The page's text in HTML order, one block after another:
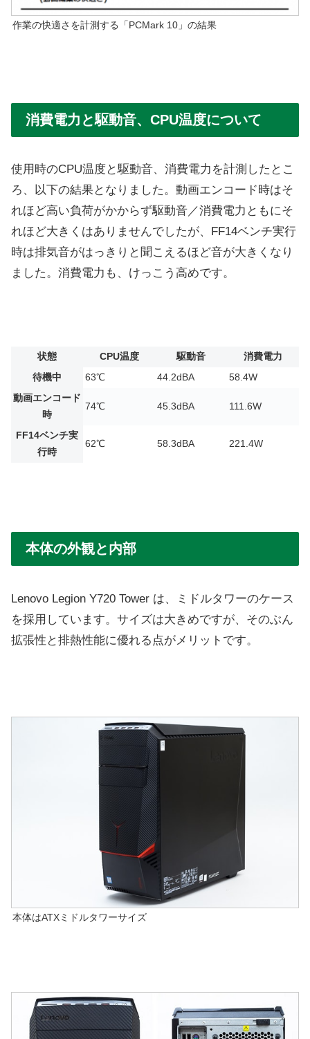
作業の快適さを計測する「PCMark 10」の結果
消費電力と駆動音、CPU温度について
使用時のCPU温度と駆動音、消費電力を計測したとこ
ろ、以下の結果となりました。動画エンコード時はそ
れほど高い負荷がかからず駆動音／消費電力ともにそ
れほど大きくはありませんでしたが、FF14ベンチ実行
時は排気音がはっきりと聞こえるほど音が大きくなり
ました。消費電力も、けっこう高めです。
状態 CPU温度 駆動音
消費電力
待機中
63℃ 44.2dBA
58.4W
動画エンコード
時
74℃ 45.3dBA 111.6W
FF14ベンチ実
行時
62℃ 58.3dBA 221.4W
本体の外観と内部
Lenovo Legion Y720 Tower は、ミドルタワーのケース
を採用しています。サイズは大きめですが、そのぶん
拡張性と排熱性能に優れる点がメリットです。
本体はATXミドルタワーサイズ